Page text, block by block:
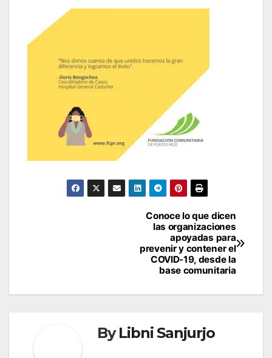
Conoce lo que dicen
las organizaciones
apoyadas para
prevenir y contener el
COVID-19, desde la
base comunitaria
ByLibni Sanjurjo